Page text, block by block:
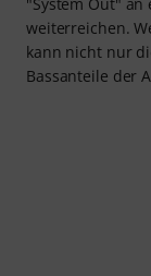
"System Out"
weiterreichen.
kann nicht nur
Bassanteile der